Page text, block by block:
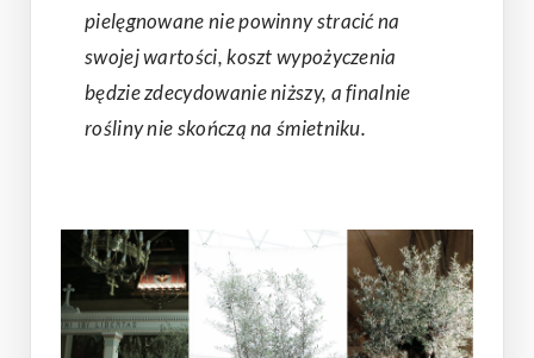
pielęgnowane nie powinny stracić na
swojej wartości, koszt wypożyczenia
będzie zdecydowanie niższy, a finalnie
rośliny nie skończą na śmietniku.